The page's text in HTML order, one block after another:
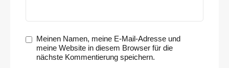
Meinen Namen, meine E-Mail-Adresse und
meine Website in diesem Browser für die
nächste Kommentierung speichern.